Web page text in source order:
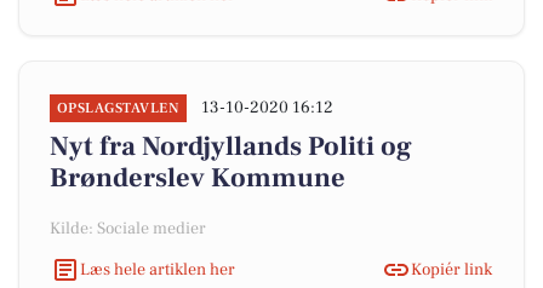
OPSLAGSTAVLEN 13-10-2020 16:12
Nyt fra Nordjyllands Politi og
Brønderslev Kommune
Kilde: Sociale medier
Læs hele artiklen her
Kopiér link